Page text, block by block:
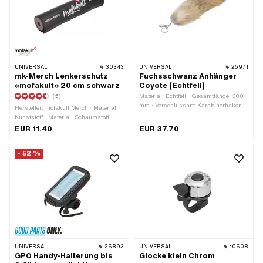
UNIVERSAL 30343
mk-Merch Lenkerschutz
«mofakult» 20 cm schwarz
(5)
Hersteller: mofakult Merch · Material:
Kunststoff · Material: Schaumstoff ·
Farbe: rot · Farbe: schwarz-matt ·
EUR 11.40
UNIVERSAL 25971
Fuchsschwanz Anhänger
Coyote (Echtfell)
Material: Echtfell · Gesamtlänge: 300
mm · Verschlussart: Karabinerhaken
EUR 37.70
- 52 %
UNIVERSAL 26893
GPO Handy-Halterung bis
UNIVERSAL 10608
Glocke klein Chrom